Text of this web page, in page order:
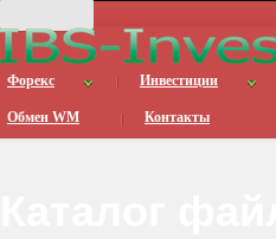
Форекс Инвестиции
Обмен WM Контакты